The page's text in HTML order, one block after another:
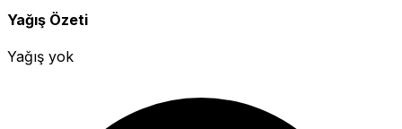
Yağış Özeti
Yağış yok